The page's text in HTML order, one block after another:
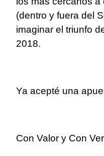
(dentro y fuera del
imaginar el triunfo
2018.
Ya acepté una
Con Valor y Con